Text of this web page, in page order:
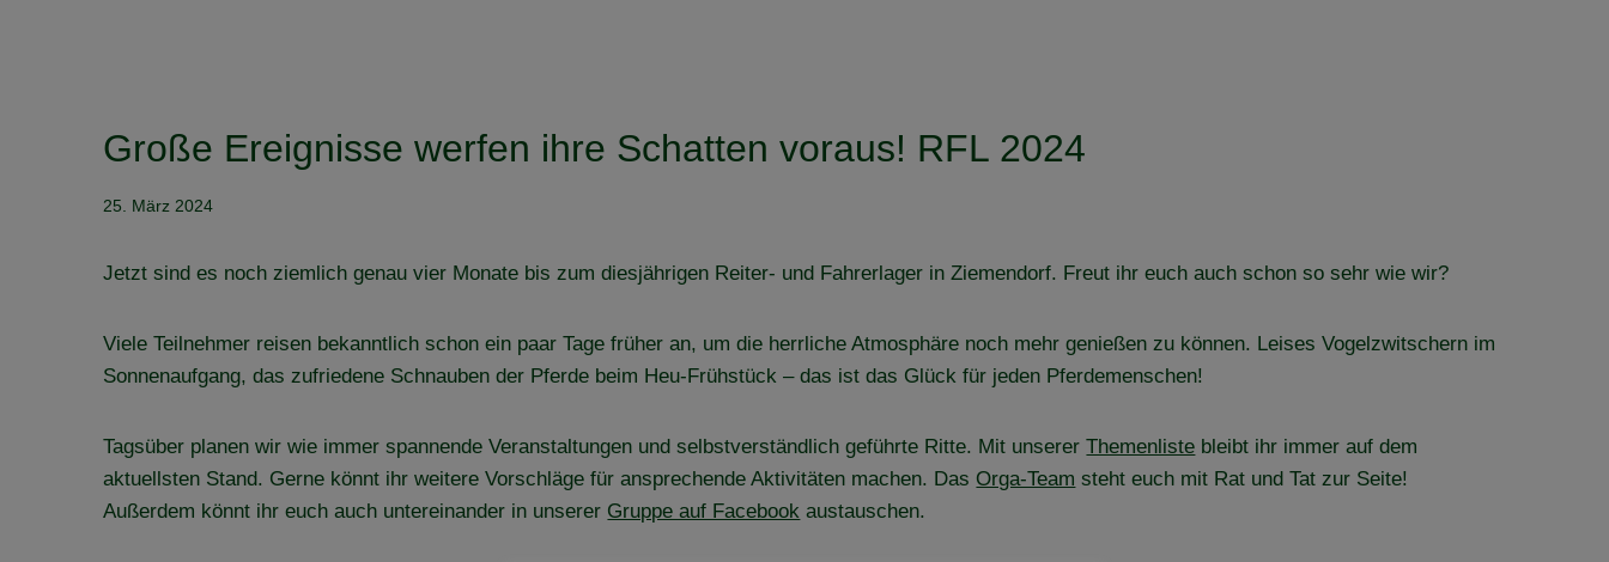
Große Ereignisse werfen ihre Schatten voraus! RFL 2024
25. März 2024
Jetzt sind es noch ziemlich genau vier Monate bis zum diesjährigen Reiter- und Fahrerlager in Ziemendorf. Freut ihr euch auch schon so sehr wie wir?
Viele Teilnehmer reisen bekanntlich schon ein paar Tage früher an, um die herrliche Atmosphäre noch mehr genießen zu können. Leises Vogelzwitschern im
Sonnenaufgang, das zufriedene Schnauben der Pferde beim Heu-Frühstück – das ist das Glück für jeden Pferdemenschen!
Tagsüber planen wir wie immer spannende Veranstaltungen und selbstverständlich geführte Ritte. Mit unsererThemenliste bleibt ihr immer auf dem
aktuellsten Stand. Gerne könnt ihr weitere Vorschläge für ansprechende Aktivitäten machen. Das Orga-Team steht euch mit Rat und Tat zur Seite!
Außerdem könnt ihr euch auch untereinander in unserer Gruppe auf Facebook austauschen.